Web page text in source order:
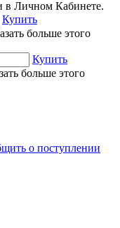
в Личном Кабинете.
Купить
больше этого
Купить
больше этого
о поступлении